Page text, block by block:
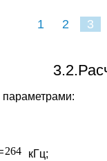
1 2 3
кГц;